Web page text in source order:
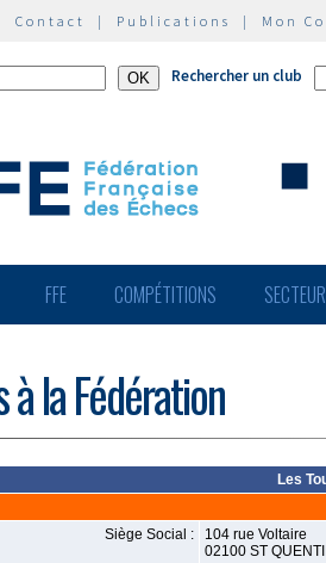
Contact | Publications | Mon
Rechercher un club
FFE COMPÉTITIONS
la Fédération
Les
Siège Social :
104 rue Voltaire
02100 ST